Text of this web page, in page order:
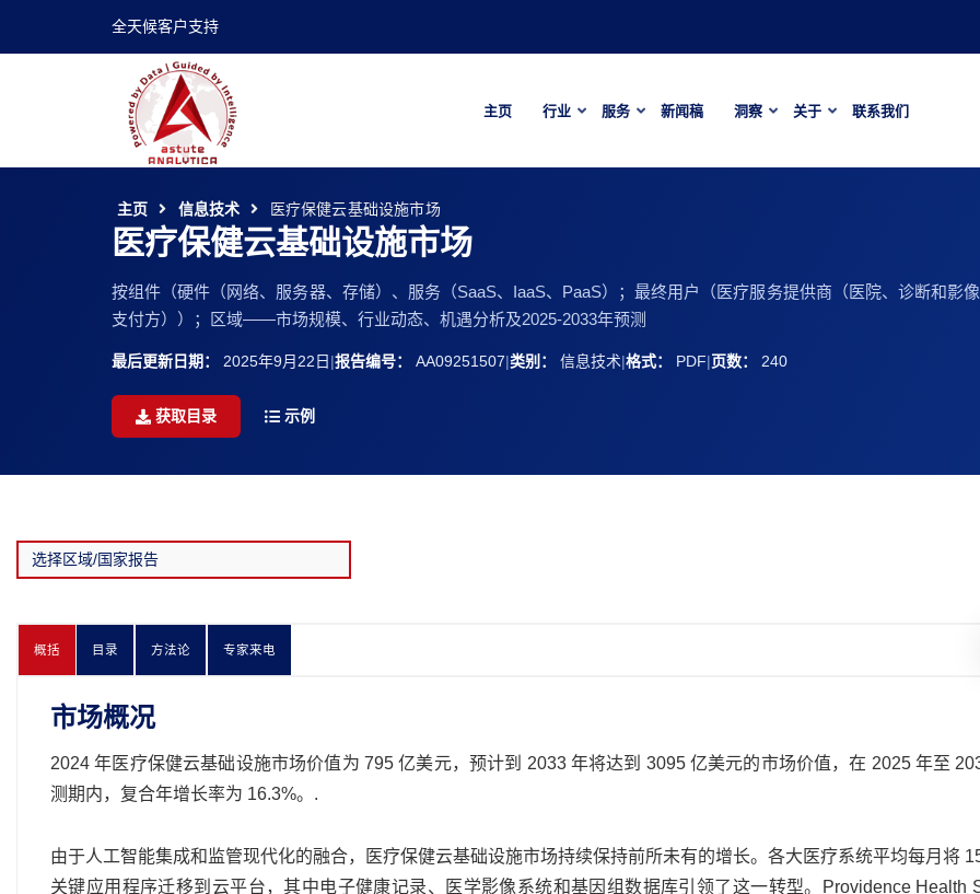
全天候客户支持
主页 行业 服务 新闻稿 洞察 关于 联系我们
主页 信息技术 医疗保健云基础设施市场
医疗保健云基础设施市场
按组件（硬件（网络、服务器、存储）、服务（SaaS、IaaS、PaaS）；最终用户（医疗服务提供商（医院、诊断和影
支付方））；区域——市场规模、行业动态、机遇分析及2025-2033年预测
最后更新日期： 2025年9月22日 |报告编号： AA09251507|类别： 信息技术|格式： PDF|页数： 240
获取目录 示例
概括 目录 方法论 专家来电
市场概况
2024 年医疗保健云基础设施市场价值为 795 亿美元，预计到 2033 年将达到 3095 亿美元的市场价值，在 2025 年至
测期内，复合年增长率为 16.3%。.
由于人工智能集成和监管现代化的融合，医疗保健云基础设施市场持续保持前所未有的增长。各大医疗系统平均每月将
关键应用程序迁移到云平台，其中电子健康记录、医学影像系统和基因组数据库引领了这一转型。Providence Health